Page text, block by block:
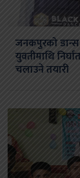
जनकपुरको डान्स
युवतीमाथि
चलाउने तयारी